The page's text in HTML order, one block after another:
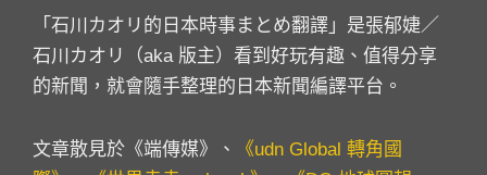
「石川カオリ的日本時事まとめ翻譯」是張郁婕／
石川カオリ（aka 版主）看到好玩有趣、值得分享
的新聞，就會隨手整理的日本新聞編譯平台。
文章散見於《端傳媒》、
《udn Global 轉角國